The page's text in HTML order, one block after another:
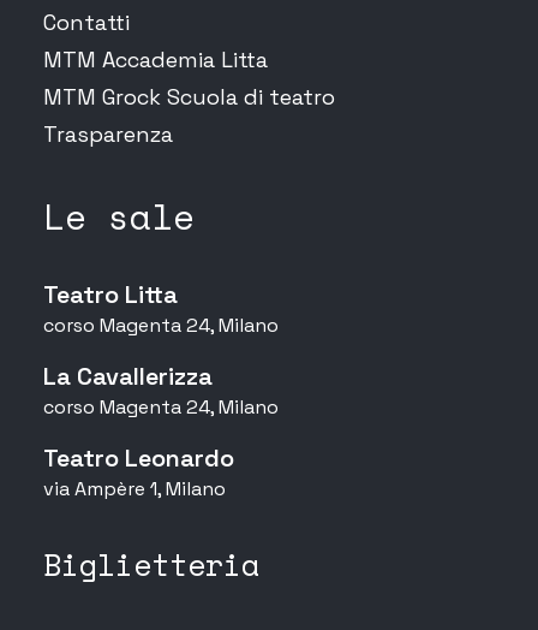
Contatti
MTM Accademia Litta
MTM Grock Scuola di teatro
Trasparenza
Le sale
Teatro Litta
corso Magenta 24, Milano
La Cavallerizza
corso Magenta 24, Milano
Teatro Leonardo
via Ampère 1, Milano
Biglietteria